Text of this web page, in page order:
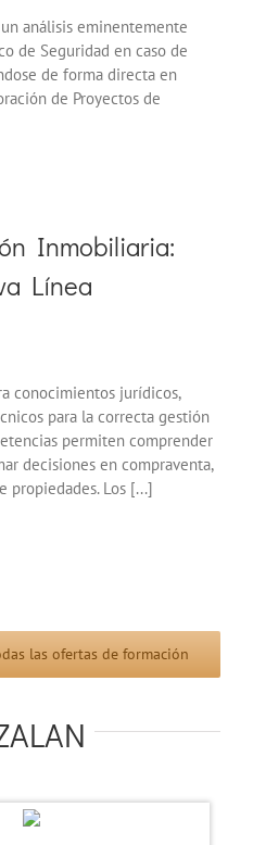
análisis eminentemente
de Seguridad en caso de
de forma directa en
de Proyectos de
Inmobiliaria:
Línea
conocimientos jurídicos,
para la correcta gestión
permiten comprender
decisiones en compraventa,
propiedades. Los [...]
las ofertas de formación